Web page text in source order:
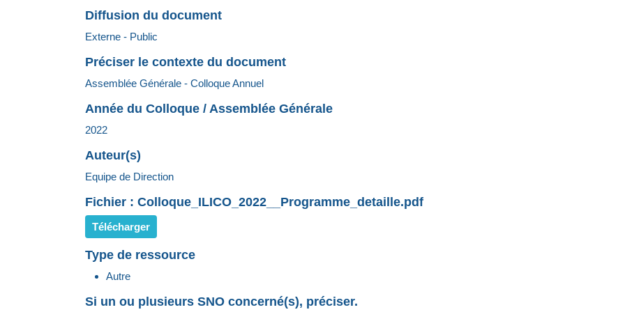
Diffusion du document
Externe - Public
Préciser le contexte du document
Assemblée Générale - Colloque Annuel
Année du Colloque / Assemblée Générale
2022
Auteur(s)
Equipe de Direction
Fichier : Colloque_ILICO_2022__Programme_detaille.pdf
Télécharger
Type de ressource
Autre
Si un ou plusieurs SNO concerné(s), préciser.